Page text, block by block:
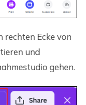
rechten Ecke von
und
gehen.